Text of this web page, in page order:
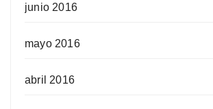
junio 2016
mayo 2016
abril 2016